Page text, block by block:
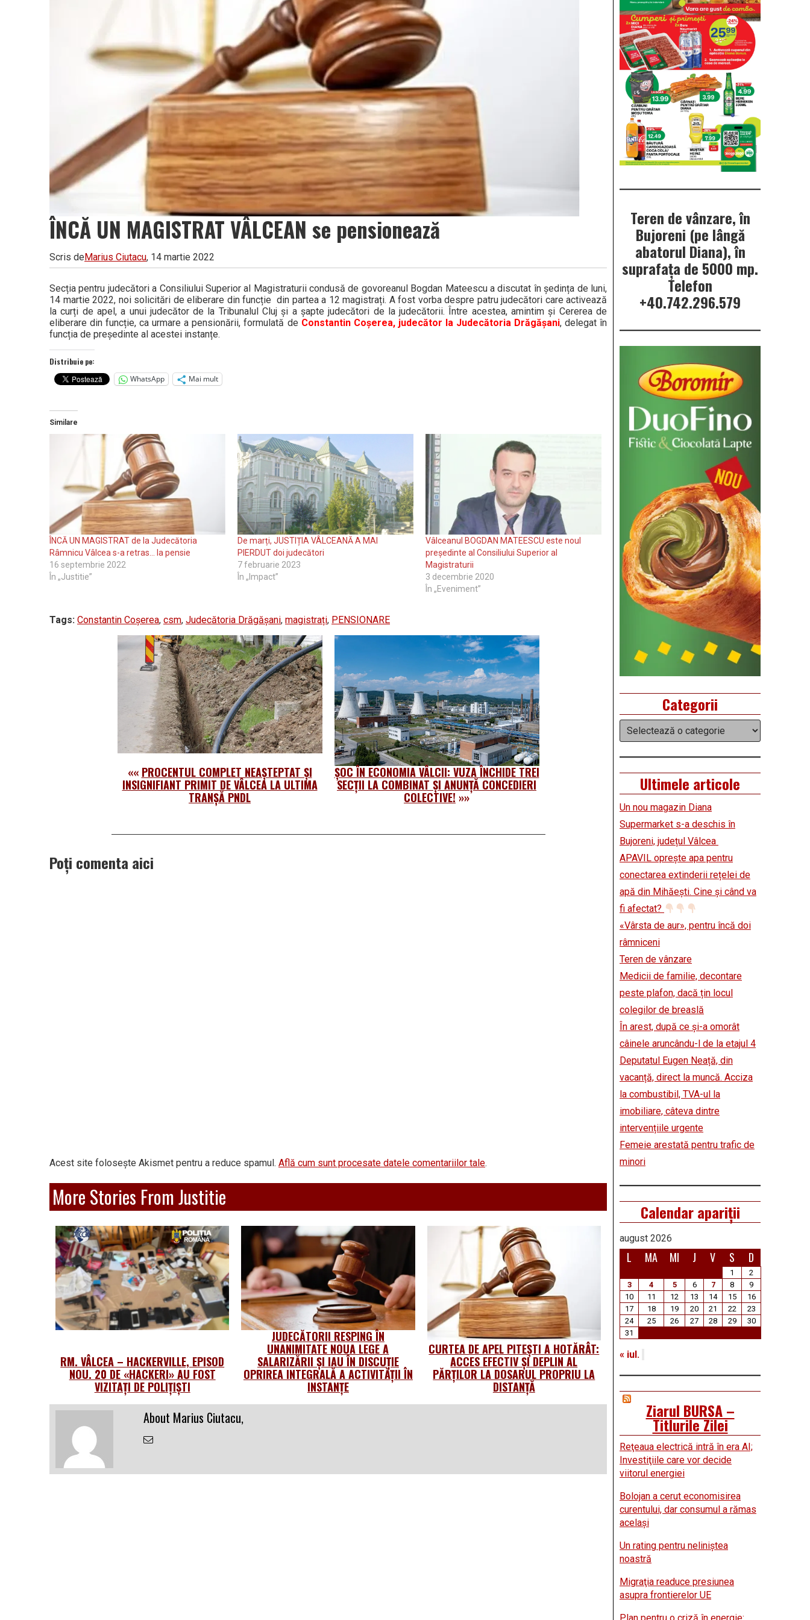
ÎNCĂ UN MAGISTRAT VÂLCEAN se pensionează
Scris deMarius Ciutacu, 14 martie 2022
Secția pentru judecători a Consiliului Superior al Magistraturii condusă de govoreanul Bogdan Mateescu a discutat în ședința de luni,
14 martie 2022, noi solicitări de eliberare din funcție din partea a 12 magistrați. A fost vorba despre patru judecători care activează
la curți de apel, a unui judecător de la Tribunalul Cluj și a șapte judecători de la judecătorii. Între acestea, amintim și Cererea de
eliberare din funcție, ca urmare a pensionării, formulată de Constantin Coșerea, judecător la Judecătoria Drăgășani, delegat în
funcția de președinte al acestei instanțe.
Distribuie pe:
WhatsApp
Mai mult
Similare
ÎNCĂ UN MAGISTRAT de la Judecătoria
Râmnicu Vâlcea s-a retras… la pensie
16 septembrie 2022
În „Justitie”
De marți, JUSTIȚIA VÂLCEANĂ A MAI
PIERDUT doi judecători
7 februarie 2023
În „Impact”
Vâlceanul BOGDAN MATEESCU este noul
președinte al Consiliului Superior al
Magistraturii
3 decembrie 2020
În „Eveniment”
Tags: Constantin Coșerea, csm, Judecătoria Drăgășani, magistrați, PENSIONARE
«« PROCENTUL COMPLET NEAȘTEPTAT ȘI
INSIGNIFIANT PRIMIT DE VÂLCEA LA ULTIMA
TRANȘĂ PNDL
ȘOC ÎN ECONOMIA VÂLCII: VUZA ÎNCHIDE TREI
SECȚII LA COMBINAT ȘI ANUNȚĂ CONCEDIERI
COLECTIVE! »»
Poți comenta aici
Acest site folosește Akismet pentru a reduce spamul. Află cum sunt procesate datele comentariilor tale.
More Stories From Justitie
RM. VÂLCEA – HACKERVILLE, EPISOD
NOU. 20 DE «HACKERI» AU FOST
VIZITAȚI DE POLIȚIȘTI
JUDECĂTORII RESPING ÎN
UNANIMITATE NOUA LEGE A
SALARIZĂRII ȘI IAU ÎN DISCUȚIE
OPRIREA INTEGRALĂ A ACTIVITĂȚII ÎN
INSTANȚE
CURTEA DE APEL PITEȘTI A HOTĂRÂT:
ACCES EFECTIV ŞI DEPLIN AL
PĂRŢILOR LA DOSARUL PROPRIU LA
DISTANŢĂ
About Marius Ciutacu,
Email
Teren de vânzare, în
Bujoreni (pe lângă
abatorul Diana), în
suprafața de 5000 mp.
Telefon
+40.742.296.579
Categorii
Categorii
Ultimele articole
Un nou magazin Diana
Supermarket s-a deschis în
Bujoreni, județul Vâlcea
APAVIL oprește apa pentru
conectarea extinderii rețelei de
apă din Mihăești. Cine și când va
fi afectat?
«Vârsta de aur», pentru încă doi
râmniceni
Teren de vânzare
Medicii de familie, decontare
peste plafon, dacă țin locul
colegilor de breaslă
În arest, după ce și-a omorât
câinele aruncându-l de la etajul 4
Deputatul Eugen Neață, din
vacanță, direct la muncă. Acciza
la combustibil, TVA-ul la
imobiliare, câteva dintre
intervențiile urgente
Femeie arestată pentru trafic de
minori
Calendar apariții
august 2026
L MA MI J V S D
1
2
3
4 5 6 7 8
9
10
11 12 13 14 15
16
17
18 19 20 21 22
23
24
25 26 27 28 29
30
31
« iul.
Ziarul BURSA –
Titlurile Zilei
Reţeaua electrică intră în era AI;
Investiţiile care vor decide
viitorul energiei
Bolojan a cerut economisirea
curentului, dar consumul a rămas
acelaşi
Un rating pentru neliniştea
noastră
Migraţia readuce presiunea
asupra frontierelor UE